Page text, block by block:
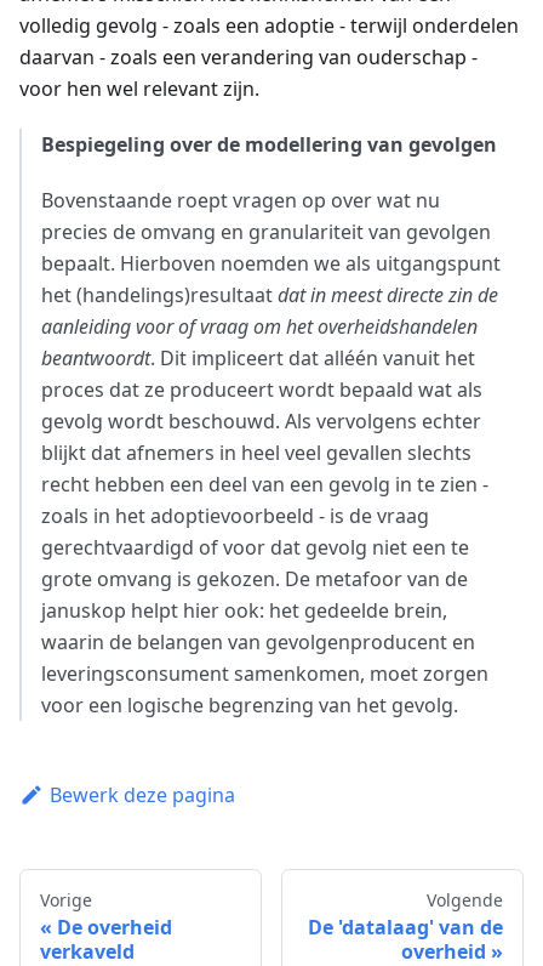
volledig gevolg - zoals een adoptie - terwijl onderdelen
daarvan - zoals een verandering van ouderschap -
voor hen wel relevant zijn.
Bespiegeling over de modellering van gevolgen
Bovenstaande roept vragen op over wat nu
precies de omvang en granulariteit van gevolgen
bepaalt. Hierboven noemden we als uitgangspunt
het (handelings)resultaatdat in meest directe zin de
aanleiding voor of vraag om het overheidshandelen
beantwoordt. Dit impliceert dat alléén vanuit het
proces dat ze produceert wordt bepaald wat als
gevolg wordt beschouwd. Als vervolgens echter
blijkt dat afnemers in heel veel gevallen slechts
recht hebben een deel van een gevolg in te zien -
zoals in het adoptievoorbeeld - is de vraag
gerechtvaardigd of voor dat gevolg niet een te
grote omvang is gekozen. De metafoor van de
januskop helpt hier ook: het gedeelde brein,
waarin de belangen van gevolgenproducent en
leveringsconsument samenkomen, moet zorgen
voor een logische begrenzing van het gevolg.
Bewerk deze pagina
Vorige
De overheid
verkaveld
Volgende
De 'datalaag' van de
overheid